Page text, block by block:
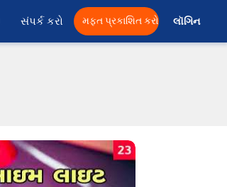
સંપર્ક કરો મફત પ્રકાશિત કરો લૉગિન